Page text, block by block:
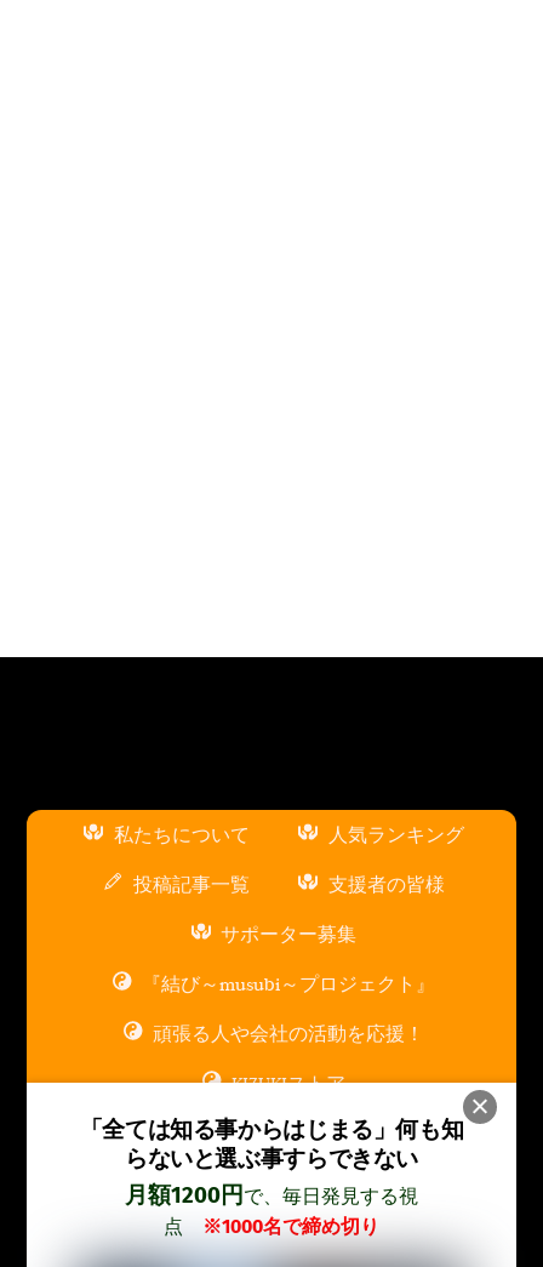
私たちについて 人気ランキング
投稿記事一覧 支援者の皆様
サポーター募集
『結び～musubi～プロジェクト』
頑張る人や会社の活動を応援！
KIZUKIストア
スポンサー広告枠について
お問い合わせ
「全ては知る事からはじまる」何も知
らないと選ぶ事すらできない
月額1200円 で、毎日発見する視
点
※1000名で締め切り